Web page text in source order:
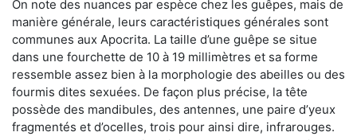
On note des nuances par espèce chez les guêpes, mais de
manière générale, leurs caractéristiques générales sont
communes aux Apocrita. La taille d’une guêpe se situe
dans une fourchette de 10 à 19 millimètres et sa forme
ressemble assez bien à la morphologie des abeilles ou des
fourmis dites sexuées. De façon plus précise, la tête
possède des mandibules, des antennes, une paire d’yeux
fragmentés et d’ocelles, trois pour ainsi dire, infrarouges.